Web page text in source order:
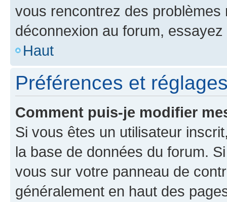
vous rencontrez des
déconnexion au forum,
Haut
Préférences et
Comment puis-je modifier
Si vous êtes un utilisateur
la base de données du forum.
vous sur votre panneau de
généralement en haut des